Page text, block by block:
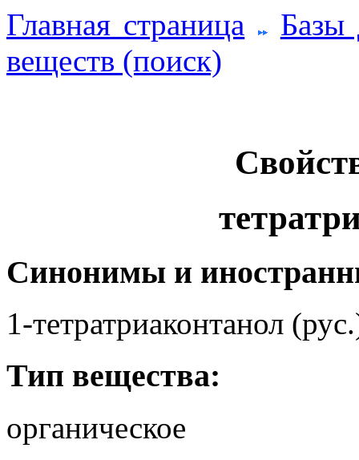
Главная страница
Базы
веществ (поиск)
Синонимы и
1-тетратриаконтанол
Тип вещества:
органическое